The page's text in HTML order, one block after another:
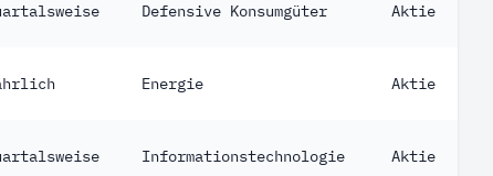
Defensive Konsumgüter Aktie
Energie Aktie
Informationstechnologie Aktie